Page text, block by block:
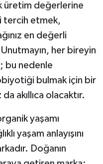
üretim değerlerine
tercih etmek,
en değerli
her bireyin
bu nedenle
bulmak için bir
da akıllıca olacaktır.
yaşamı
yaşam anlayışını
Doğanın